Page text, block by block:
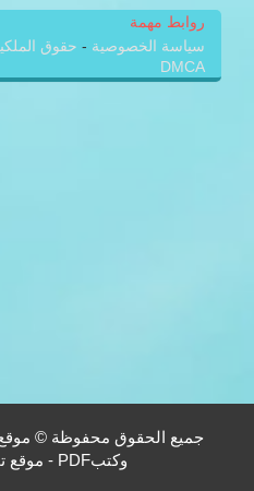
روابط مهمة
سياسة الخصوصية - حقوق
DMCA
جميع الحقوق محفوظة ©
وكتبPDF - موقع تحميل كتب PDF